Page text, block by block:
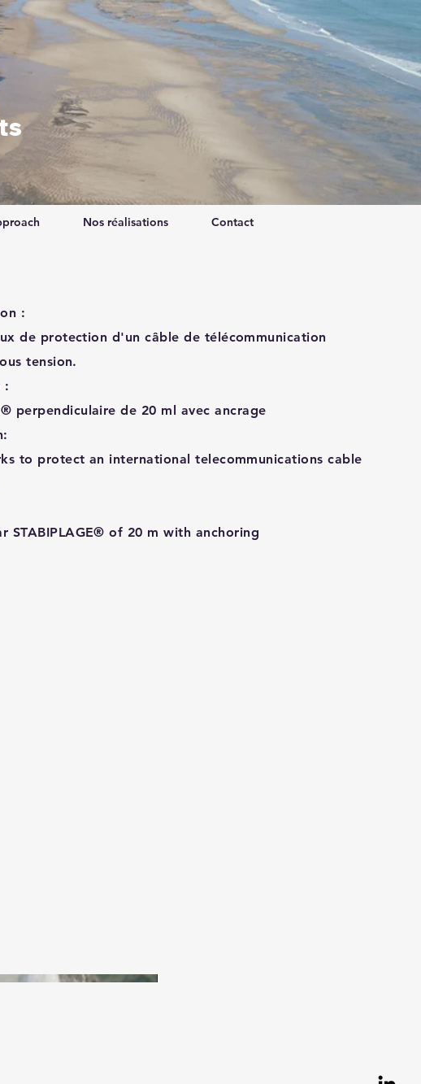
Nos réalisations Contact
:
de protection d'un câble de télécommunication
tension.
:
perpendiculaire de 20 ml avec ancrage
to protect an international telecommunications cable
STABIPLAGE® of 20 m with anchoring